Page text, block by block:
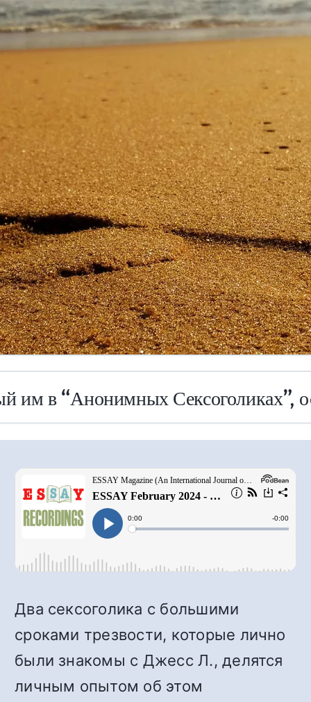
им в “Анонимных Сексоголиках”,
Два сексоголика с большими
сроками трезвости, которые лично
были знакомы с Джесс Л., делятся
личным опытом об этом